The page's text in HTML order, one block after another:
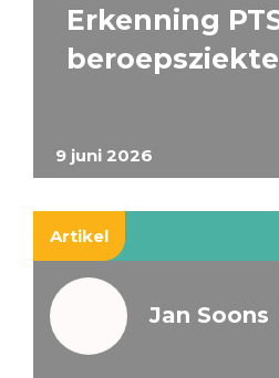
9 juni 2026
Erkenning
beroepsziekte
Artikel
Jan Soons